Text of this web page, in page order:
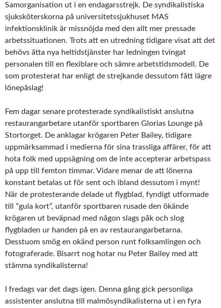
Samorganisation ut i en endagarsstrejk. De syndikalistiska
sjuksköterskorna på universitetssjukhuset MAS
infektionsklinik är missnöjda med den allt mer pressade
arbetssituationen. Trots att en utredning tidigare visat att det
behövs åtta nya heltidstjänster har ledningen tvingat
personalen till en flexiblare och sämre arbetstidsmodell. De
som protesterat har enligt de strejkande dessutom fått lägre
lönepåslag!
Fem dagar senare protesterade syndikalistiskt anslutna
restaurangarbetare utanför sportbaren Glorias Lounge på
Stortorget. De anklagar krögaren Peter Bailey, tidigare
uppmärksammad i medierna för sina trassliga affärer, för att
hota folk med uppsägning om de inte accepterar arbetspass
på upp till femton timmar. Vidare menar de att lönerna
konstant betalas ut för sent och ibland dessutom i mynt!
När de protesterande delade ut flygblad, fyndigt utformade
till ”gula kort”, utanför sportbaren rusade den ökände
krögaren ut beväpnad med någon slags påk och slog
flygbladen ur handen på en av restaurangarbetarna.
Desstuom smög en okänd person runt folksamlingen och
fotograferade. Bisarrt nog hotar nu Peter Bailey med att
stämma syndikalisterna!
I fredags var det dags igen. Denna gång gick personliga
assistenter anslutna till malmösyndikalisterna ut i en fyra